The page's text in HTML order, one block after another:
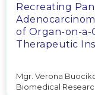
Recreating
of Organ-on-a-
Therapeutic
Mgr. Verona
Biomedical